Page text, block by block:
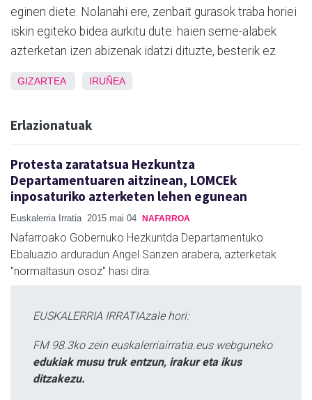
eginen diete. Nolanahi ere, zenbait gurasok traba horiei
iskin egiteko bidea aurkitu dute: haien seme-alabek
azterketan izen abizenak idatzi dituzte, besterik ez.
GIZARTEA IRUÑEA
Erlazionatuak
Protesta zaratatsua Hezkuntza
Departamentuaren aitzinean, LOMCEk
inposaturiko azterketen lehen egunean
Euskalerria Irratia 2015 mai 04 NAFARROA
Nafarroako Gobernuko Hezkuntda Departamentuko
Ebaluazio arduradun Angel Sanzen arabera, azterketak
"normaltasun osoz" hasi dira.
EUSKALERRIA IRRATIAzale hori:
FM 98.3ko zein euskalerriairratia.eus webguneko
edukiak musu truk entzun, irakur eta ikus
ditzakezu.